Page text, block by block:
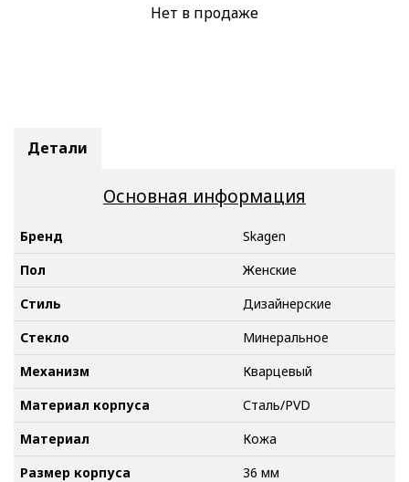
Нет в продаже
Детали
Основная информация
Бренд
Skagen
Пол
Женские
Стиль
Дизайнерские
Стекло
Минеральное
Механизм
Кварцевый
Материал корпуса
Сталь/PVD
Материал
Кожа
Размер корпуса
36 мм